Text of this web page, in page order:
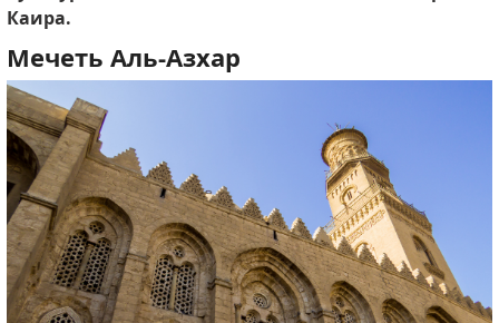
Каира.
Мечеть Аль-Азхар